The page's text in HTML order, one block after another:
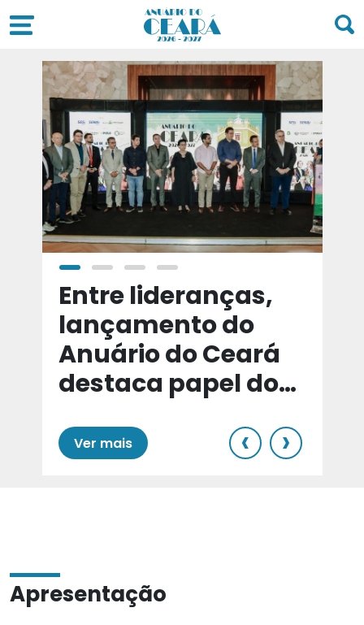
Entre lideranças,
lançamento do
Anuário do Ceará
destaca papel do
Ver mais ‹ ›
Apresentação